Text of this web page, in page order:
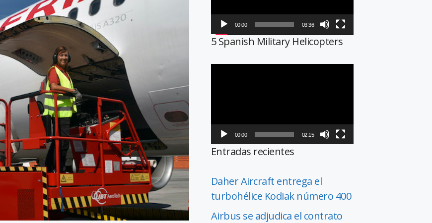
00:00 03:36
5 Spanish Military Helicopters
00:00 02:15
Entradas recientes
Daher Aircraft entrega el
turbohélice Kodiak número 400
Airbus se adjudica el contrato